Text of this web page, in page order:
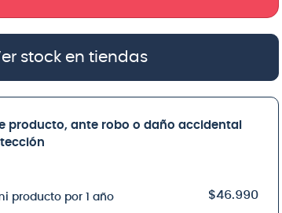
stock en tiendas
producto, ante robo o daño accidental
producto por 1 año $46.990